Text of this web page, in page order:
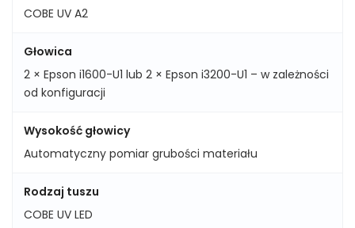
COBE UV A2
Głowica
2 × Epson i1600-U1 lub 2 × Epson i3200-U1 – w zależności
od konfiguracji
Wysokość głowicy
Automatyczny pomiar grubości materiału
Rodzaj tuszu
COBE UV LED